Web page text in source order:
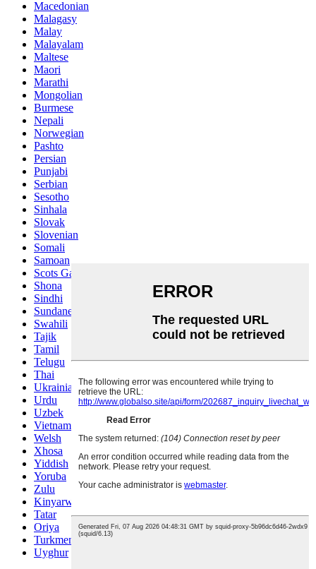
Macedonian
Malagasy
Malay
Malayalam
Maltese
Maori
Marathi
Mongolian
Burmese
Nepali
Norwegian
Pashto
Persian
Punjabi
Serbian
Sesotho
Sinhala
Slovak
Slovenian
Somali
Samoan
Scots Gaelic
Shona
Sindhi
Sundanese
Swahili
Tajik
Tamil
Telugu
Thai
Ukrainian
Urdu
Uzbek
Vietnamese
Welsh
Xhosa
Yiddish
Yoruba
Zulu
Kinyarwanda
Tatar
Oriya
Turkmen
Uyghur